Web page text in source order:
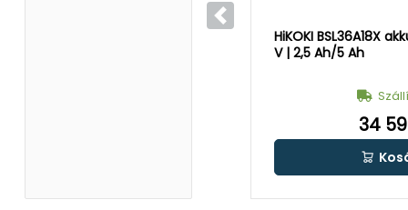
Előző
HiKOKI BSL36A18X
V | 2,5 Ah/5 Ah
34